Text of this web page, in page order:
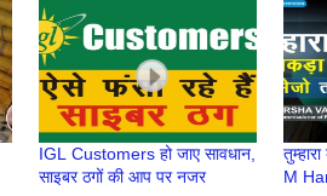
ka phone
IGL Customers हो जाए सावधान,
साइबर ठगों की आप पर नजर
M